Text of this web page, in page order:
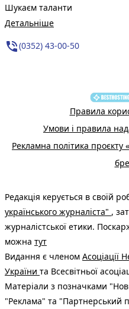
Шукаєм таланти
Детальніше
phone_in_talk(0352) 43-00-50
Правила
Умови і правила
Рекламна політика
Редакція керується в своїй
українського журналіста" ,
журналістської етики.
можна тут
Видання є членом Асоціації
України та Всесвітньої
Матеріали з позначками
"Реклама" та "Партнерський